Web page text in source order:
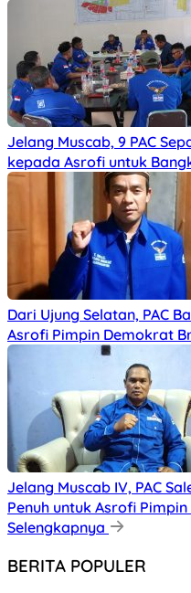
Jelang Muscab, 9 PAC
kepada Asrofi untuk
Dari Ujung Selatan, PAC
Asrofi Pimpin Demokrat
Jelang Muscab IV, PAC
Penuh untuk Asrofi
Selengkapnya
BERITA POPULER